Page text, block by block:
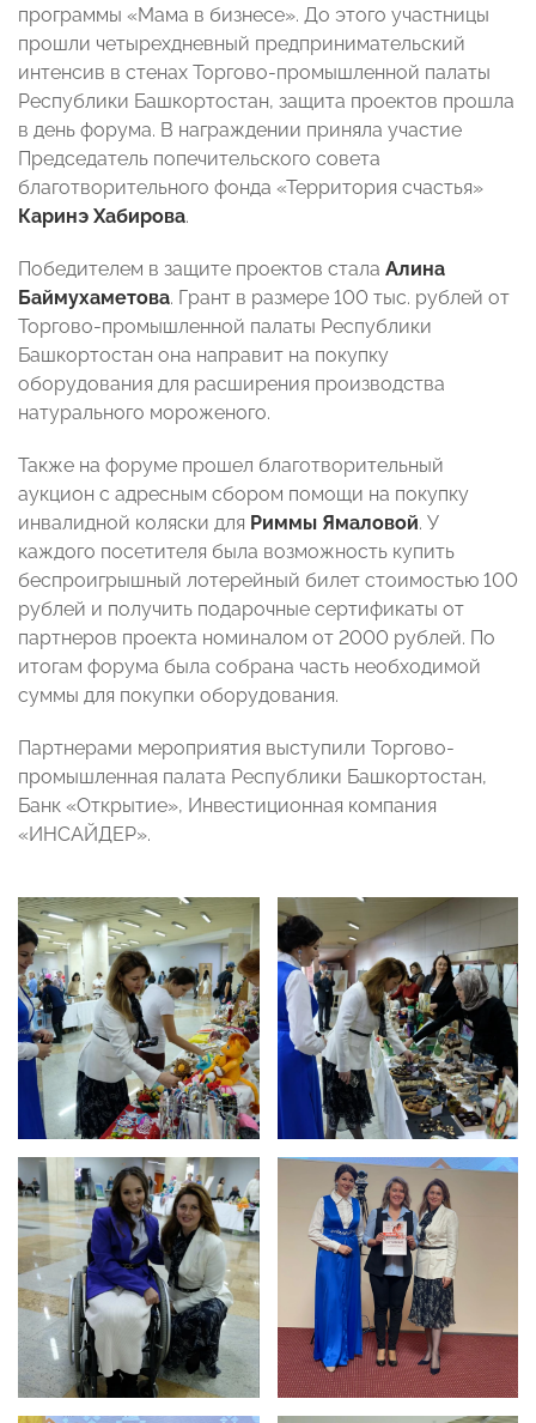
программы «Мама в бизнесе». До этого участницы
прошли четырехдневный предпринимательский
интенсив в стенах Торгово-промышленной палаты
Республики Башкортостан, защита проектов прошла
в день форума. В награждении приняла участие
Председатель попечительского совета
благотворительного фонда «Территория счастья»
Каринэ Хабирова.
Победителем в защите проектов стала Алина
Баймухаметова. Грант в размере 100 тыс. рублей от
Торгово-промышленной палаты Республики
Башкортостан она направит на покупку
оборудования для расширения производства
натурального мороженого.
Также на форуме прошел благотворительный
аукцион с адресным сбором помощи на покупку
инвалидной коляски для Риммы Ямаловой. У
каждого посетителя была возможность купить
беспроигрышный лотерейный билет стоимостью 100
рублей и получить подарочные сертификаты от
партнеров проекта номиналом от 2000 рублей. По
итогам форума была собрана часть необходимой
суммы для покупки оборудования.
Партнерами мероприятия выступили Торгово-
промышленная палата Республики Башкортостан,
Банк «Открытие», Инвестиционная компания
«ИНСАЙДЕР».